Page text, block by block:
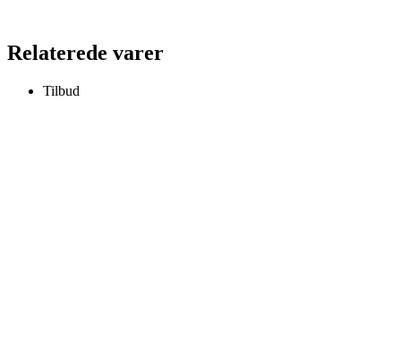
Relaterede varer
Tilbud